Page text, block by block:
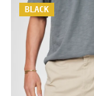
BLACK